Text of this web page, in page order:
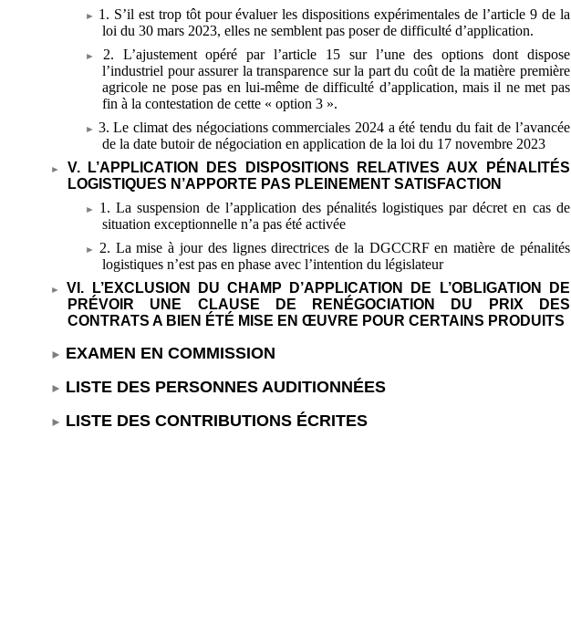
1. S’il est trop tôt pour évaluer les dispositions expérimentales de l’article 9 de la
loi du 30 mars 2023, elles ne semblent pas poser de difficulté d’application.
2. L’ajustement opéré par l’article 15 sur l’une des options dont dispose
l’industriel pour assurer la transparence sur la part du coût de la matière première
agricole ne pose pas en lui-même de difficulté d’application, mais il ne met pas
fin à la contestation de cette « option 3 ».
3. Le climat des négociations commerciales 2024 a été tendu du fait de l’avancée
de la date butoir de négociation en application de la loi du 17 novembre 2023
V. L’APPLICATION DES DISPOSITIONS RELATIVES AUX PÉNALITÉS
LOGISTIQUES N’APPORTE PAS PLEINEMENT SATISFACTION
1. La suspension de l’application des pénalités logistiques par décret en cas de
situation exceptionnelle n’a pas été activée
2. La mise à jour des lignes directrices de la DGCCRF en matière de pénalités
logistiques n’est pas en phase avec l’intention du législateur
VI. L’EXCLUSION DU CHAMP D’APPLICATION DE L’OBLIGATION DE
PRÉVOIR UNE CLAUSE DE RENÉGOCIATION DU PRIX DES
CONTRATS A BIEN ÉTÉ MISE EN ŒUVRE POUR CERTAINS PRODUITS
EXAMEN EN COMMISSION
LISTE DES PERSONNES AUDITIONNÉES
LISTE DES CONTRIBUTIONS ÉCRITES